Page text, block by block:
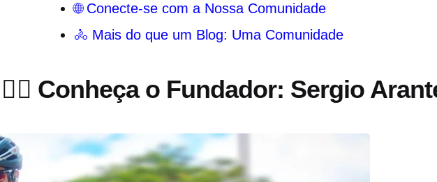
🌐 Conecte-se com a Nossa Comunidade
🚴 Mais do que um Blog: Uma Comunidade
🚴‍♂️ Conheça o Fundador: Sergio